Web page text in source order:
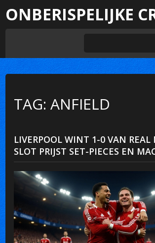
ONBERISPELIJKE
TAG: ANFIELD
LIVERPOOL WINT 1-0 VAN REAL
SLOT PRIJST SET-PIECES EN